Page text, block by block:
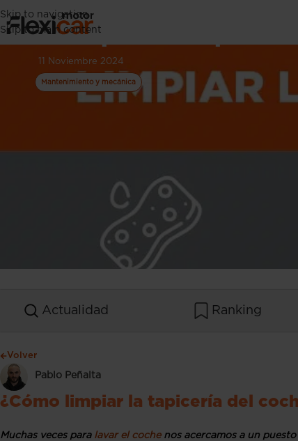
Skip to navigation
Skip to main content
Limpiar
11 Noviembre 2024
Mantenimiento y mecánica
Actualidad Ranking
Volver
Pablo Peñalta
¿Cómo limpiar la tapicería del
Muchas veces para lavar el cochenos acercamos a un